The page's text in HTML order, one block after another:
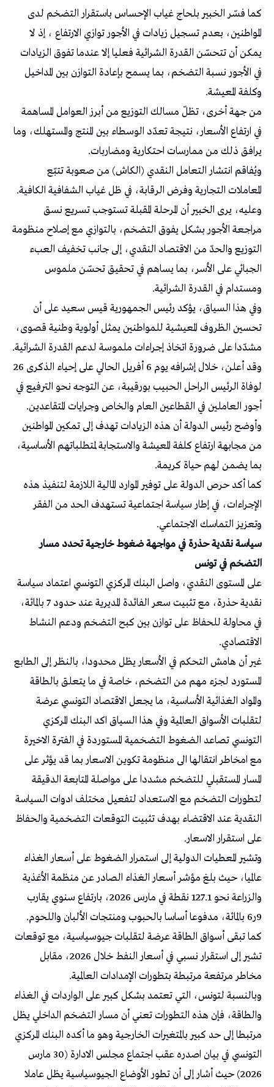
كما فسّر الخبير بلحاج غياب الإحساس باستقرار التضخم لدى
المواطنين، بعدم تسجيل زيادات في الأجور توازي الارتفاع ، إذ لا
يمكن أن تتحسّن القدرة الشرائية فعليا إلا عندما تفوق الزيادات
في الأجور نسبة التضخم، بما يسمح بإعادة التوازن بين المداخيل
وكلفة المعيشة.
من جهة أخرى، تظلّ مسالك التوزيع من أبرز العوامل المساهمة
في ارتفاع الأسعار، نتيجة تعدّد الوسطاء بين المنتج والمستهلك، وما
يرافق ذلك من ممارسات احتكارية ومضاربات.
ويُفاقم انتشار التعامل النقدي (الكاش) من صعوبة تتبّع
المعاملات التجارية وفرض الرقابة، في ظل غياب الشفافية الكافية.
وعليه، يرى الخبير أن المرحلة المقبلة تستوجب تسريع نسق
مراجعة الأجور بشكل يفوق التضخم، بالتوازي مع إصلاح منظومة
التوزيع والحدّ من الاقتصاد النقدي، إلى جانب تخفيف العبء
الجبائي على الأسر، بما يساهم في تحقيق تحسّن ملموس
ومستدام في القدرة الشرائية.
وفي هذا السياق، يؤكد رئيس الجمهورية قيس سعيد على أن
تحسين الظروف المعيشية للمواطنين يمثل أولوية وطنية قصوى،
مشدّدا على ضرورة اتخاذ إجراءات ملموسة لدعم القدرة الشرائية.
وقد أعلن، خلال إشرافه يوم 6 أفريل الحالي على إحياء الذكرى 26
لوفاة الرئيس الراحل الحبيب بورقيبة، عن التوجه نحو الترفيع في
أجور العاملين في القطاعين العام والخاص وجرايات المتقاعدين.
وأوضح رئيس الدولة أن هذه الزيادات تهدف إلى تمكين المواطنين
من مجابهة ارتفاع كلفة المعيشة والاستجابة لمتطلباتهم الأساسية،
بما يضمن لهم حياة كريمة.
كما أكد حرص الدولة على توفير الموارد المالية اللازمة لتنفيذ هذه
الإجراءات، في إطار سياسة اجتماعية تستهدف الحد من الفقر
وتعزيز التماسك الاجتماعي.
سياسة نقدية حذرة في مواجهة ضغوط خارجية تحدد مسار
التضخم في تونس
على المستوى النقدي، واصل البنك المركزي التونسي اعتماد سياسة
نقدية حذرة، مع تثبيت سعر الفائدة المديرية عند حدود 7 بالمائة،
في محاولة للحفاظ على توازن بين كبح التضخم ودعم النشاط
الاقتصادي.
غير أن هامش التحكم في الأسعار يظل محدودا، بالنظر إلى الطابع
المستورد لجزء مهم من التضخم، خاصة في ما يتعلق بالطاقة
والمواد الغذائية الأساسية، ما يجعل الاقتصاد التونسي عرضة
لتقلبات الأسواق العالمية وفي هذا السياق اكد البنك المركزي
التونسي تصاعد الضغوط التضخمية المستوردة في الفترة الاخيرة
مع امخاطر انتقالها الى منظومة تكوين الاسعار بما قد يؤثر على
المسار المستقبلي للتضخم مشددا على مواصلة المتابعة الدقيقة
لتطورات التضخم مع الاستعداد لتفعيل مختلف ادوات السياسة
النقدية عند الاقتضاء بهدف تثبيت التوقعات التضخمية والحفاظ
على استقرار الاسعار.
وتشير المعطيات الدولية إلى استمرار الضغوط على أسعار الغذاء
عالميا، حيث بلغ مؤشر أسعار الغذاء الصادر عن منظمة الأغذية
والزراعة نحو 127.1 نقطة في مارس 2026، بارتفاع سنوي يقارب
9ر6 بالمائة، مدفوعا أساسا بالحبوب ومنتجات الألبان واللحوم.
كما تبقى أسواق الطاقة عرضة لتقلبات جيوسياسية، مع توقعات
تشير إلى استقرار نسبي في أسعار النفط خلال 2026، مقابل
مخاطر مرتفعة مرتبطة بتطورات الإمدادات العالمية.
وبالنسبة لتونس، التي تعتمد بشكل كبير على الواردات في الغذاء
والطاقة، فإن هذه التطورات تعني أن مسار التضخم الداخلي يظل
مرتبطا إلى حد كبير بالمتغيرات الخارجية وهو ما أكده البنك المركزي
التونسي في بيان اصدره عقب اجتماع مجلس الادارة (30 مارس
2026) حيث أشار إلى أن تطور الأوضاع الجيوسياسية يظل عاملا